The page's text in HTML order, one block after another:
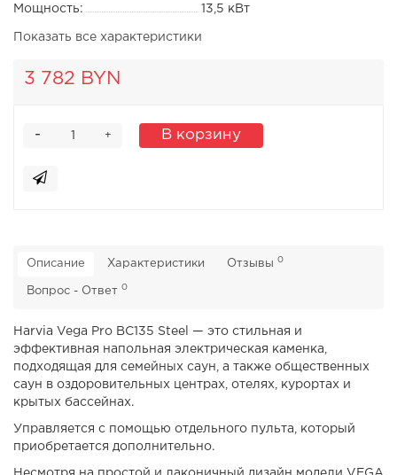
Мощность:
13,5 кВт
Показать все характеристики
3 782 BYN
+
- В корзину
Описание Характеристики Отзывы 0
Вопрос - Ответ 0
Harvia Vega Pro BC135 Steel — это стильная и
эффективная напольная электрическая каменка,
подходящая для семейных саун, а также общественных
саун в оздоровительных центрах, отелях, курортах и
крытых бассейнах.
Управляется с помощью отдельного пульта, который
приобретается дополнительно.